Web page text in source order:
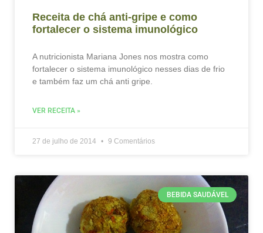
Receita de chá anti-gripe e como
fortalecer o sistema imunológico
A nutricionista Mariana Jones nos mostra como
fortalecer o sistema imunológico nesses dias de frio
e também faz um chá anti gripe.
VER RECEITA »
27 de julho de 2014 9 Comentários
BEBIDA SAUDÁVEL